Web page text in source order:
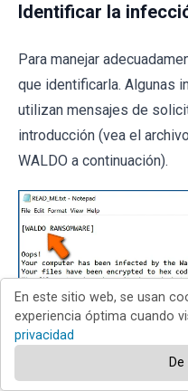
Identificar la
Para manejar
que identificarla. Algunas
utilizan mensajes de
introducción (vea el
WALDO a continuación).
En este sitio web, se usan
experiencia óptima cuando
privacidad